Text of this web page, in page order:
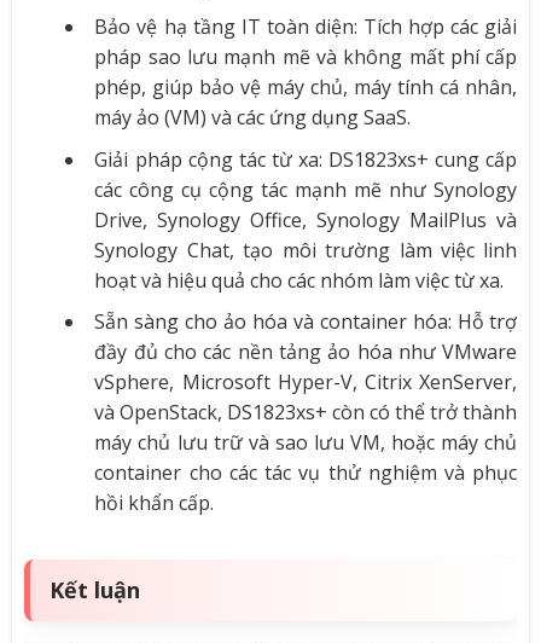
Bảo vệ hạ tầng IT toàn diện: Tích hợp các giải
pháp sao lưu mạnh mẽ và không mất phí cấp
phép, giúp bảo vệ máy chủ, máy tính cá nhân,
máy ảo (VM) và các ứng dụng SaaS.
Giải pháp cộng tác từ xa: DS1823xs+ cung cấp
các công cụ cộng tác mạnh mẽ như Synology
Drive, Synology Office, Synology MailPlus và
Synology Chat, tạo môi trường làm việc linh
hoạt và hiệu quả cho các nhóm làm việc từ xa.
Sẵn sàng cho ảo hóa và container hóa: Hỗ trợ
đầy đủ cho các nền tảng ảo hóa như VMware
vSphere, Microsoft Hyper-V, Citrix XenServer,
và OpenStack, DS1823xs+ còn có thể trở thành
máy chủ lưu trữ và sao lưu VM, hoặc máy chủ
container cho các tác vụ thử nghiệm và phục
hồi khẩn cấp.
Kết luận